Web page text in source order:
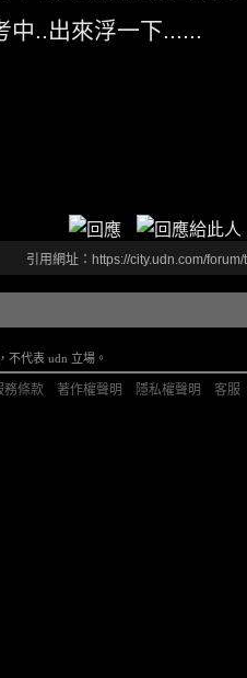
中..出來浮一下......
引用網址：https://city.udn.com/
不代表 udn 立場。
務條款 著作權聲明 隱私權聲明 客服